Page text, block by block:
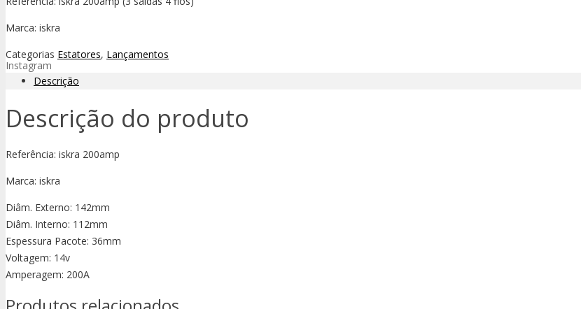
Instagram
Marca: iskra
Categorias Estatores, Lançamentos
Descrição
Descrição do produto
Referência: iskra 200amp
Marca: iskra
Diâm. Externo: 142mm
Diâm. Interno: 112mm
Espessura Pacote: 36mm
Voltagem: 14v
Amperagem: 200A